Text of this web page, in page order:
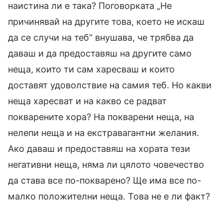
наистина ли е така? Поговорката „Не
причинявай на другите това, което не искаш
да се случи на теб“ внушава, че трябва да
даваш и да предоставяш на другите само
неща, които ти сам харесваш и които
доставят удоволствие на самия теб. Но какви
неща харесват и на какво се радват
покварените хора? На покварени неща, на
нелепи неща и на екстравагантни желания.
Ако даваш и предоставяш на хората тези
негативни неща, няма ли цялото човечество
да става все по-покварено? Ще има все по-
малко положителни неща. Това не е ли факт?